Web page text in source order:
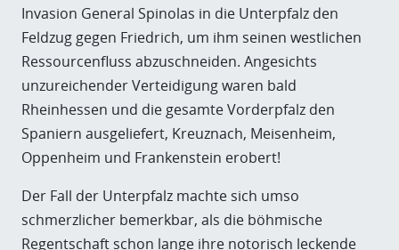
Invasion General Spinolas in die Unterpfalz den
Feldzug gegen Friedrich, um ihm seinen westlichen
Ressourcenfluss abzuschneiden. Angesichts
unzureichender Verteidigung waren bald
Rheinhessen und die gesamte Vorderpfalz den
Spaniern ausgeliefert, Kreuznach, Meisenheim,
Oppenheim und Frankenstein erobert!
Der Fall der Unterpfalz machte sich umso
schmerzlicher bemerkbar, als die böhmische
Regentschaft schon lange ihre notorisch leckende